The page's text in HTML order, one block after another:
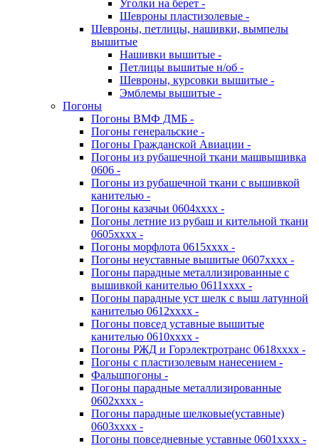
Уголки на берет -
Шевроны пластизолевые -
Шевроны, петлицы, нашивки, вымпелы
вышитые
Нашивки вышитые -
Петлицы вышитые н/об -
Шевроны, курсовки вышитые -
Эмблемы вышитые -
Погоны
Погоны ВМФ ДМБ -
Погоны генеральские -
Погоны Гражданской Авиации -
Погоны из рубашечной ткани машвышивка
0606 -
Погоны из рубашечной ткани с вышивкой
канителью -
Погоны казачьи 0604хххх -
Погоны летние из рубаш и кительной ткани
0605хххх -
Погоны морфлота 0615хххх -
Погоны неуставные вышитые 0607хххх -
Погоны парадные металлизированные с
вышивкой канителью 0611хххх -
Погоны парадные уст шелк с выш латунной
канителью 0612хххх -
Погоны повсед уставные вышитые
канителью 0610хххх -
Погоны РЖД и Горэлектротранс 0618хххх -
Погоны с пластизолевым нанесением -
Фальшпогоны -
Погоны парадные металлизированные
0602хххх -
Погоны парадные шелковые(уставные)
0603хххх -
Погоны повседневные уставные 0601хххх -